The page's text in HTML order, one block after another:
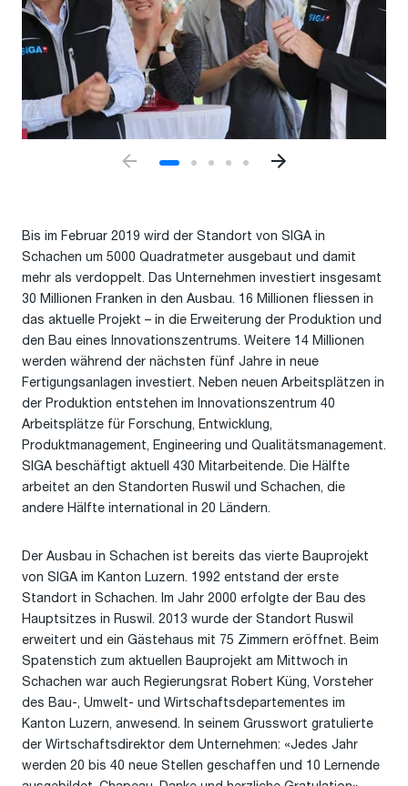
Bis im Februar 2019 wird der Standort von SIGA in
Schachen um 5000 Quadratmeter ausgebaut und damit
mehr als verdoppelt. Das Unternehmen investiert insgesamt
30 Millionen Franken in den Ausbau. 16 Millionen fliessen in
das aktuelle Projekt – in die Erweiterung der Produktion und
den Bau eines Innovationszentrums. Weitere 14 Millionen
werden während der nächsten fünf Jahre in neue
Fertigungsanlagen investiert. Neben neuen Arbeitsplätzen in
der Produktion entstehen im Innovationszentrum 40
Arbeitsplätze für Forschung, Entwicklung,
Produktmanagement, Engineering und Qualitätsmanagement.
SIGA beschäftigt aktuell 430 Mitarbeitende. Die Hälfte
arbeitet an den Standorten Ruswil und Schachen, die
andere Hälfte international in 20 Ländern.
Der Ausbau in Schachen ist bereits das vierte Bauprojekt
von SIGA im Kanton Luzern. 1992 entstand der erste
Standort in Schachen. Im Jahr 2000 erfolgte der Bau des
Hauptsitzes in Ruswil. 2013 wurde der Standort Ruswil
erweitert und ein Gästehaus mit 75 Zimmern eröffnet. Beim
Spatenstich zum aktuellen Bauprojekt am Mittwoch in
Schachen war auch Regierungsrat Robert Küng, Vorsteher
des Bau-, Umwelt- und Wirtschaftsdepartementes im
Kanton Luzern, anwesend. In seinem Grusswort gratulierte
der Wirtschaftsdirektor dem Unternehmen: «Jedes Jahr
werden 20 bis 40 neue Stellen geschaffen und 10 Lernende